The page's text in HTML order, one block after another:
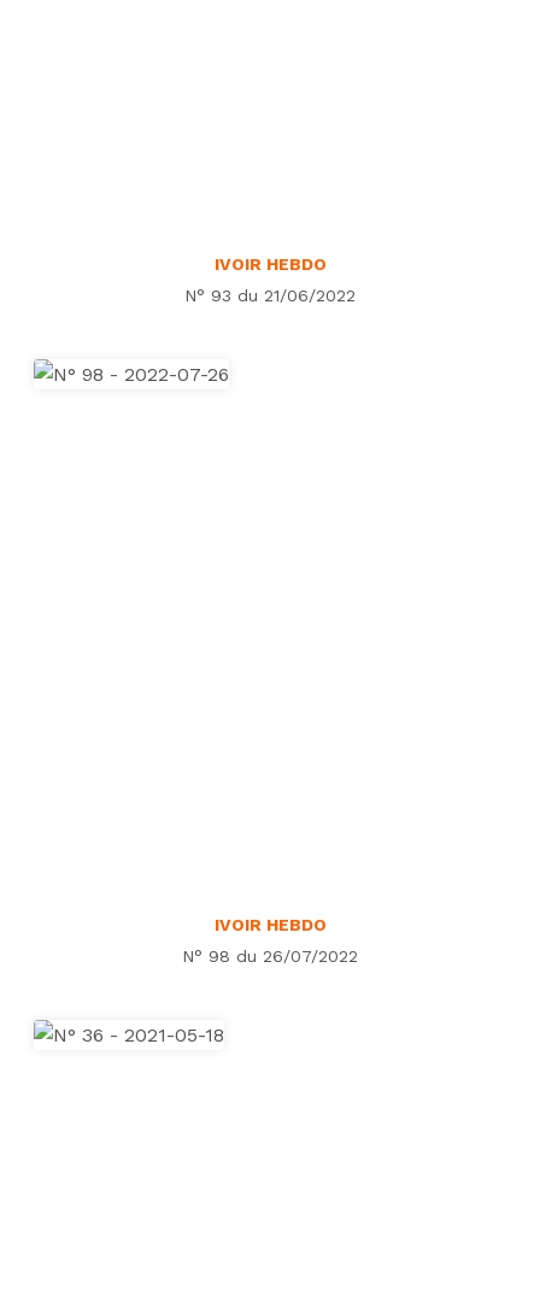
IVOIR HEBDO
N° 93 du 21/06/2022
IVOIR HEBDO
N° 98 du 26/07/2022